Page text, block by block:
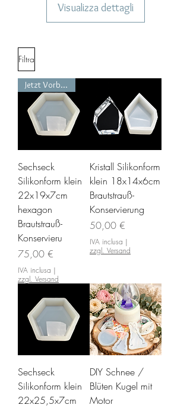
Visualizza dettagli
Filtra
Jetzt Vorbestellen
Sechseck
Silikonform klein
22x19x7cm
hexagon
Brautstrauß-
Konservieru
Prezzo
75,00 €
IVA inclusa |
zzgl. Versand
Kristall Silikonform
klein 18x14x6cm
Brautstrauß-
Konservierung
Prezzo
50,00 €
IVA inclusa |
zzgl. Versand
Sechseck
Silikonform klein
22x25,5x7cm
DIY Schnee /
Blüten Kugel mit
Motor